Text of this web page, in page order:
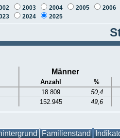
2003 2004 2005
2006
2024 2025
Männer
Anzahl
%
18.809
50,4
152.945 49,6
Familienstand